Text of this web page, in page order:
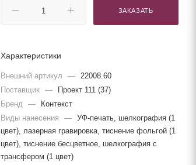
ЗАКАЗАТЬ
Характеристики
Внешний артикул —
22008.60
Поставщик —
Проект 111 (37)
Бренд
—
Контекст
Виды нанесения
— УФ-печать, шелкография (1
цвет), лазерная гравировка, тиснение фольгой (1
цвет), тиснение бесцветное, шелкография с
трансфером (1 цвет)